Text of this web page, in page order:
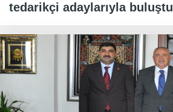
tedarikçi adaylarıyla buluştu